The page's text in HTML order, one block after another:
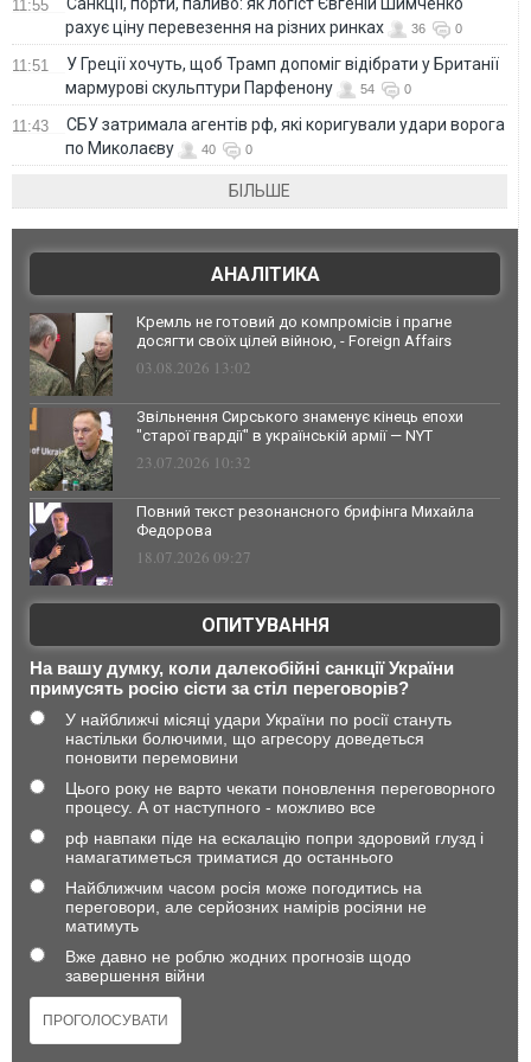
11:55
рахує ціну перевезення на різних ринках
36 0
11:51
У Греції хочуть, щоб Трамп допоміг відібрати у Британії
мармурові скульптури Парфенону
54 0
11:43
СБУ затримала агентів рф, які коригували удари ворога
по Миколаєву
40 0
БІЛЬШЕ
АНАЛІТИКА
Кремль не готовий до компромісів і прагне
досягти своїх цілей війною, - Foreign Affairs
03.08.2026 13:02
Звільнення Сирського знаменує кінець епохи
"старої гвардії" в українській армії — NYT
23.07.2026 10:32
Повний текст резонансного брифінга Михайла
Федорова
18.07.2026 09:27
ОПИТУВАННЯ
На вашу думку, коли далекобійні санкції України
примусять росію сісти за стіл переговорів?
У найближчі місяці удари України по росії стануть
настільки болючими, що агресору доведеться
поновити перемовини
Цього року не варто чекати поновлення переговорного
процесу. А от наступного - можливо все
рф навпаки піде на ескалацію попри здоровий глузд і
намагатиметься триматися до останнього
Найближчим часом росія може погодитись на
переговори, але серйозних намірів росіяни не
матимуть
Вже давно не роблю жодних прогнозів щодо
завершення війни